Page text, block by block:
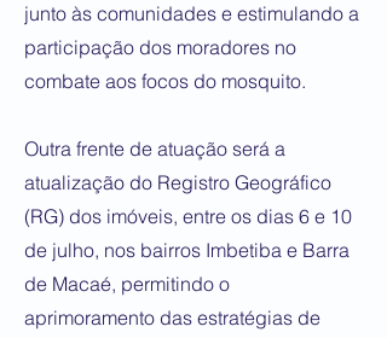
junto às comunidades e estimulando a
participação dos moradores no
combate aos focos do mosquito.
Outra frente de atuação será a
atualização do Registro Geográfico
(RG) dos imóveis, entre os dias 6 e 10
de julho, nos bairros Imbetiba e Barra
de Macaé, permitindo o
aprimoramento das estratégias de